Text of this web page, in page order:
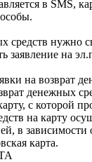
в SMS,
средств нужно
заявление на
на возврат
денежных
с которой
на карту
в
карта.